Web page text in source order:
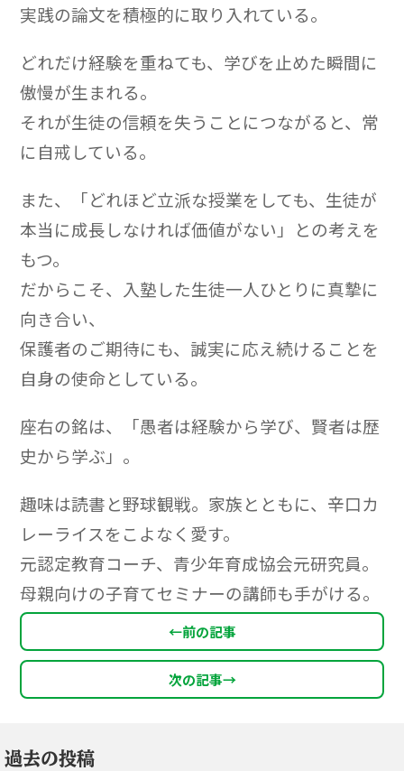
実践の論文を積極的に取り入れている。
どれだけ経験を重ねても、学びを止めた瞬間に
傲慢が生まれる。
それが生徒の信頼を失うことにつながると、常
に自戒している。
また、「どれほど立派な授業をしても、生徒が
本当に成長しなければ価値がない」との考えを
もつ。
だからこそ、入塾した生徒一人ひとりに真摯に
向き合い、
保護者のご期待にも、誠実に応え続けることを
自身の使命としている。
座右の銘は、「愚者は経験から学び、賢者は歴
史から学ぶ」。
趣味は読書と野球観戦。家族とともに、辛口カ
レーライスをこよなく愛す。
元認定教育コーチ、青少年育成協会元研究員。
母親向けの子育てセミナーの講師も手がける。
←前の記事
次の記事→
過去の投稿